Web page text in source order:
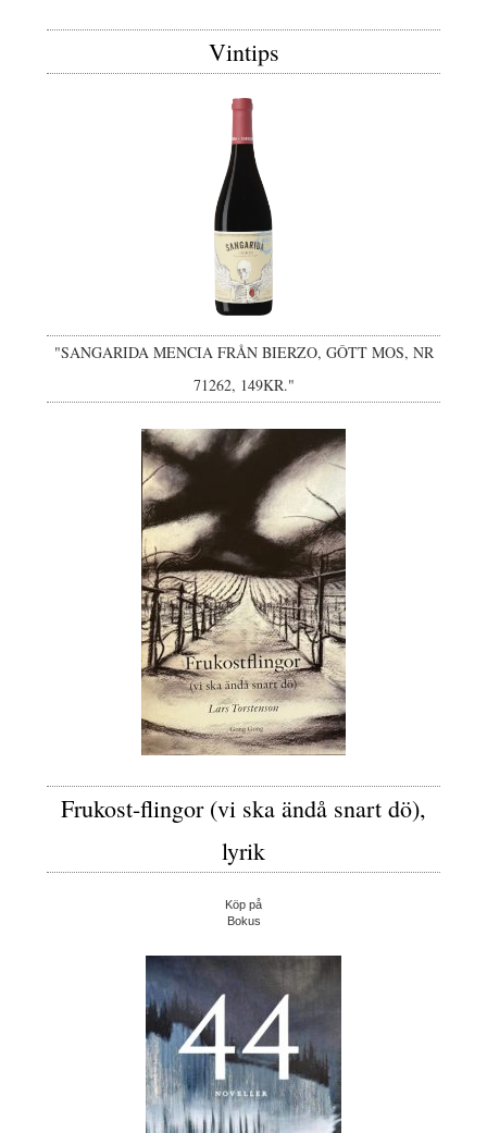
Vintips
"SANGARIDA MENCIA FRÅN BIERZO, GÔTT MOS, NR
71262, 149KR."
Frukost-flingor (vi ska ändå snart dö),
lyrik
Köp på
Bokus